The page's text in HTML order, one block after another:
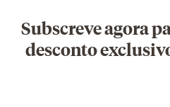
Subscreve agora
desconto